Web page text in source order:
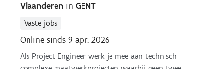
Vlaanderen in GENT
Vaste jobs
Online sinds 9 apr. 2026
Als Project Engineer werk je mee aan technisch